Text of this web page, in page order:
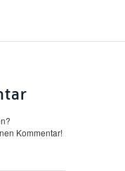
Kommentar!